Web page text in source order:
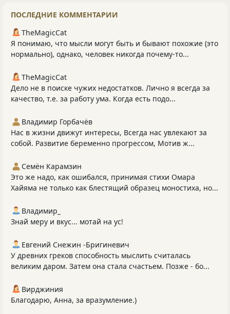
ПОСЛЕДНИЕ КОММЕНТАРИИ
TheMagicCat
Я понимаю, что мысли могут быть и бывают похожие (это
нормально), однако, человек никогда почему-то...
TheMagicCat
Дело не в поиске чужих недостатков. Лично я всегда за
качество, т.е. за работу ума. Когда есть подо...
Владимир Горбачёв
Нас в жизни движут интересы, Всегда нас увлекают за
собой. Развитие беременно прогрессом, Мотив ж...
Семён Карамзин
Это же надо, как ошибался, принимая стихи Омара
Хайяма не только как блестящий образец моностиха, но...
Владимир_
Знай меру и вкус... мотай на ус!
Евгений Снежин -Бригиневич
У древних греков способность мыслить считалась
великим даром. Затем она стала счастьем. Позже - бо...
Вирджиния
Благодарю, Анна, за вразумление.)